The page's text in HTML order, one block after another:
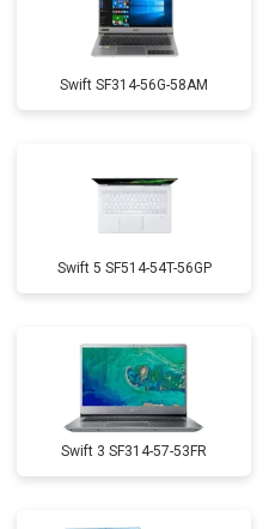
Swift SF314-56G-58AM
Swift 5 SF514-54T-56GP
Swift 3 SF314-57-53FR